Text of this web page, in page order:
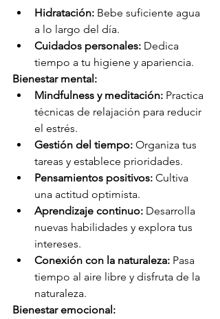
Hidratación: Bebe suficiente agua
a lo largo del día.
Cuidados personales: Dedica
tiempo a tu higiene y apariencia.
Bienestar mental:
Mindfulness y meditación: Practica
técnicas de relajación para reducir
el estrés.
Gestión del tiempo: Organiza tus
tareas y establece prioridades.
Pensamientos positivos: Cultiva
una actitud optimista.
Aprendizaje continuo: Desarrolla
nuevas habilidades y explora tus
intereses.
Conexión con la naturaleza: Pasa
tiempo al aire libre y disfruta de la
naturaleza.
Bienestar emocional: